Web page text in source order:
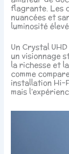
flagrante. Les
nuancées et
luminosité
Un Crystal
un visionnage
la richesse et la
comme
installation Hi-
mais